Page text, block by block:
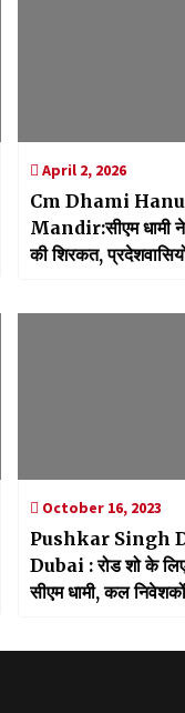
April 2, 2026
Cm Dhami
Mandir:सीएम धामी ने
की शिरकत,
October 16, 2023
Pushkar Singh
Dubai : रोड शो के
सीएम धामी, कल